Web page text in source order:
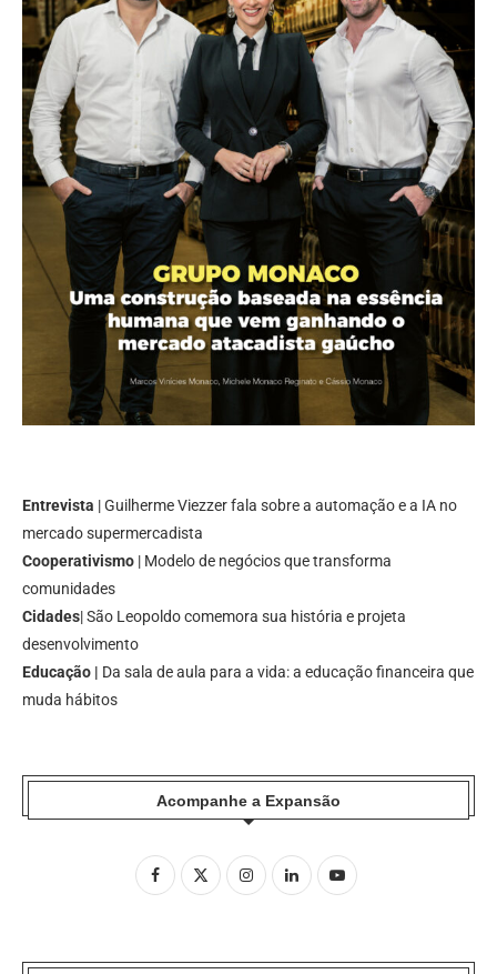
Entrevista | Guilherme Viezzer fala sobre a automação e a IA no
mercado supermercadista
Cooperativismo | Modelo de negócios que transforma
comunidades
Cidades| São Leopoldo comemora sua história e projeta
desenvolvimento
Educação | Da sala de aula para a vida: a educação financeira que
muda hábitos
Acompanhe a Expansão